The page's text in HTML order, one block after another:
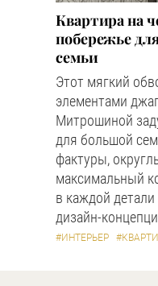
Квартира на
побережье
семьи
Этот мягкий
элементами
Митрошиной
для большой
фактуры,
максимальный
в каждой
дизайн-
#ИНТЕРЬЕР